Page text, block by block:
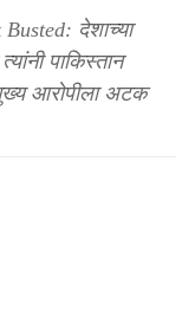
देशाच्या
पाकिस्तान
आरोपीला अटक